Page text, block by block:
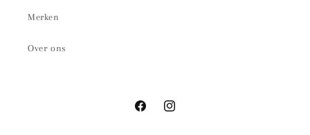
Merken
Over ons
FacebookInstagram